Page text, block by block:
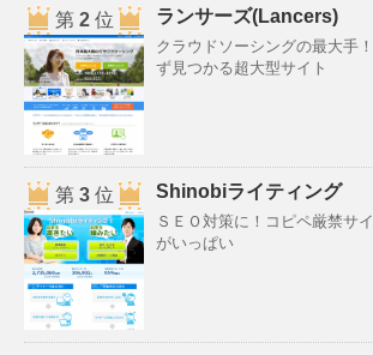
第 2位 ランサーズ(Lancers)
クラウドソーシングの最大手
ず見つかる超大型サイト
第 3位 Shinobiライティング
ＳＥＯ対策に！コピペ厳禁サ
がいっぱい